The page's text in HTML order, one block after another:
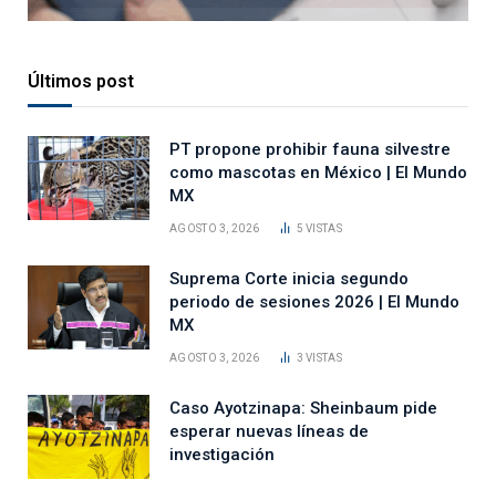
Últimos post
PT propone prohibir fauna silvestre
como mascotas en México | El Mundo
MX
AGOSTO 3, 2026 5VISTAS
Suprema Corte inicia segundo
periodo de sesiones 2026 | El Mundo
MX
AGOSTO 3, 2026 3VISTAS
Caso Ayotzinapa: Sheinbaum pide
esperar nuevas líneas de
investigación